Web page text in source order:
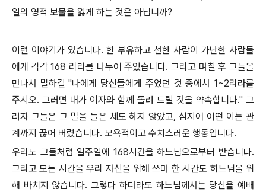
일의 영적 보물을 잃게 하는 것은 아닙니까?
이런 이야기가 있습니다. 한 부유하고 선한 사람이 가난한 사람들
에게 각각 168 리라를 나누어 주었습니다. 그리고 며칠 후 그들을
만나서 말하길 "나에게 당신들에게 주었던 것 중에서 1~2리라를
주시오. 그러면 내가 이자와 함께 돌려 드릴 것을 약속합니다." 그
러자 그들은 그 말을 들은 체도 하지 않았고, 심지어 어떤 이는 관
계까지 끊어 버렸습니다. 모욕적이고 수치스러운 행동입니다.
우리도 그들처럼 일주일에 168시간을 하느님으로부터 받습니다.
그리고 모든 시간을 우리 자신을 위해 쓰며 한 시간도 하느님을 위
해 바치지 않습니다. 그렇다 하더라도 하느님께서는 당신을 예배